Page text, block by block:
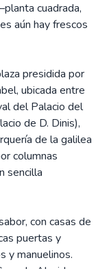
cuadrada,
aún hay frescos
presidida por
ubicada entre
del Palacio del
de D. Dinis),
de la galilea
columnas
sencilla
con casas de
puertas y
y manuelinos.